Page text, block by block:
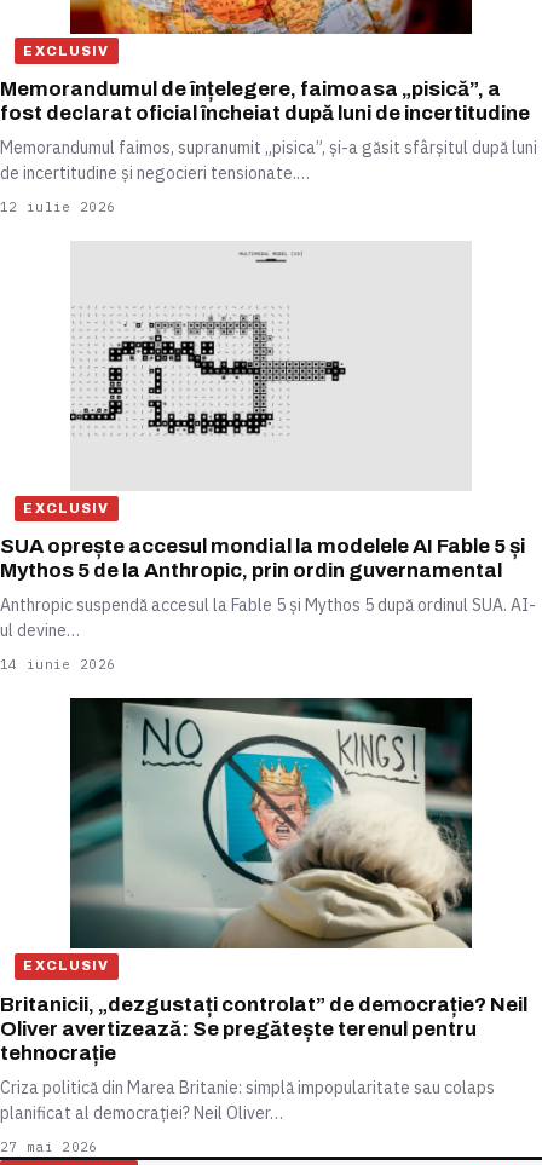
EXCLUSIV
Memorandumul de înțelegere, faimoasa „pisică”, a
fost declarat oficial încheiat după luni de incertitudine
Memorandumul faimos, supranumit „pisica”, și-a găsit sfârșitul după luni
de incertitudine și negocieri tensionate.…
12 iulie 2026
EXCLUSIV
SUA oprește accesul mondial la modelele AI Fable 5 și
Mythos 5 de la Anthropic, prin ordin guvernamental
Anthropic suspendă accesul la Fable 5 și Mythos 5 după ordinul SUA. AI-
ul devine…
14 iunie 2026
EXCLUSIV
Britanicii, „dezgustați controlat” de democrație? Neil
Oliver avertizează: Se pregătește terenul pentru
tehnocrație
Criza politică din Marea Britanie: simplă impopularitate sau colaps
planificat al democrației? Neil Oliver…
27 mai 2026